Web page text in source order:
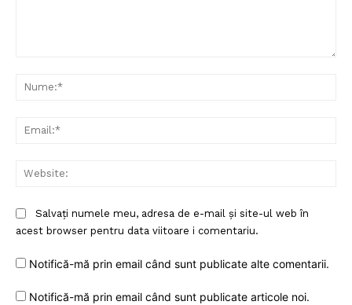
Salvați numele meu, adresa de e-mail și site-ul web în
acest browser pentru data viitoare i comentariu.
Notifică-mă prin email când sunt publicate alte comentarii.
Notifică-mă prin email când sunt publicate articole noi.